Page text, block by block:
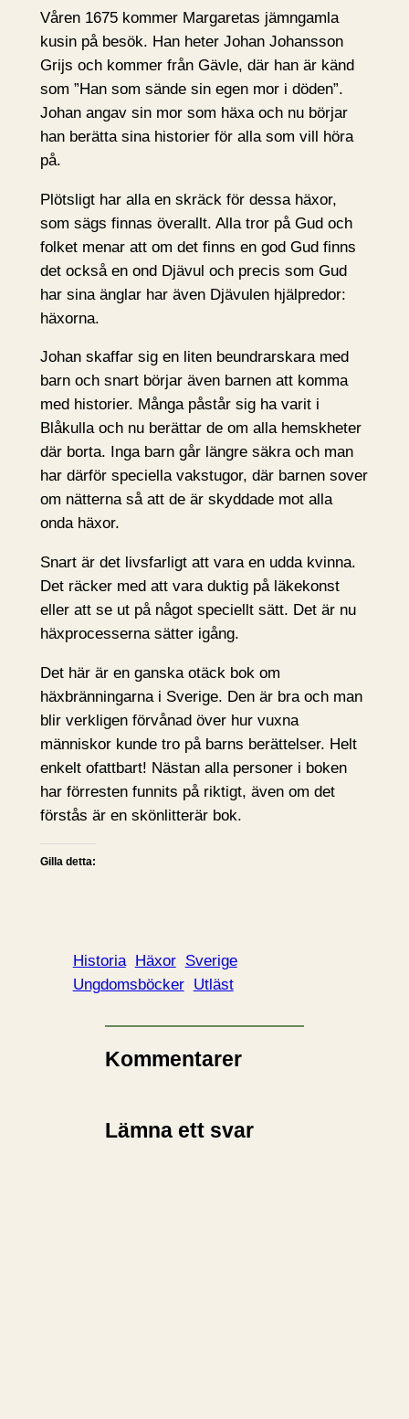
Våren 1675 kommer Margaretas jämngamla
kusin på besök. Han heter Johan Johansson
Grijs och kommer från Gävle, där han är känd
som ”Han som sände sin egen mor i döden”.
Johan angav sin mor som häxa och nu börjar
han berätta sina historier för alla som vill höra
på.
Plötsligt har alla en skräck för dessa häxor,
som sägs finnas överallt. Alla tror på Gud och
folket menar att om det finns en god Gud finns
det också en ond Djävul och precis som Gud
har sina änglar har även Djävulen hjälpredor:
häxorna.
Johan skaffar sig en liten beundrarskara med
barn och snart börjar även barnen att komma
med historier. Många påstår sig ha varit i
Blåkulla och nu berättar de om alla hemskheter
där borta. Inga barn går längre säkra och man
har därför speciella vakstugor, där barnen sover
om nätterna så att de är skyddade mot alla
onda häxor.
Snart är det livsfarligt att vara en udda kvinna.
Det räcker med att vara duktig på läkekonst
eller att se ut på något speciellt sätt. Det är nu
häxprocesserna sätter igång.
Det här är en ganska otäck bok om
häxbränningarna i Sverige. Den är bra och man
blir verkligen förvånad över hur vuxna
människor kunde tro på barns berättelser. Helt
enkelt ofattbart! Nästan alla personer i boken
har förresten funnits på riktigt, även om det
förstås är en skönlitterär bok.
Gilla detta:
Historia Häxor Sverige
Ungdomsböcker Utläst
Kommentarer
Lämna ett svar